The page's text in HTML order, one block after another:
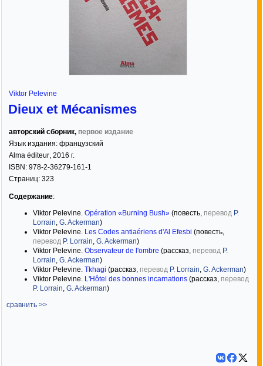
Viktor Pelevine
Dieux et Mécanismes
авторский сборник, первое издание
Язык издания: французский
Alma éditeur, 2016 г.
ISBN: 978-2-36279-161-1
Страниц: 323
Содержание:
Viktor Pelevine. Opération «Burning Bush» (повесть, перевод P.
Lorrain, G. Ackerman)
Viktor Pelevine. Les Codes antiaériens d'Al Efesbi (повесть,
перевод P. Lorrain, G. Ackerman)
Viktor Pelevine. Observateur de l'ombre (рассказ, перевод P.
Lorrain, G. Ackerman)
Viktor Pelevine. Tkhagi (рассказ, перевод P. Lorrain, G. Ackerman)
Viktor Pelevine. L'Hôtel des bonnes incarnations (рассказ, перевод
P. Lorrain, G. Ackerman)
сравнить >>